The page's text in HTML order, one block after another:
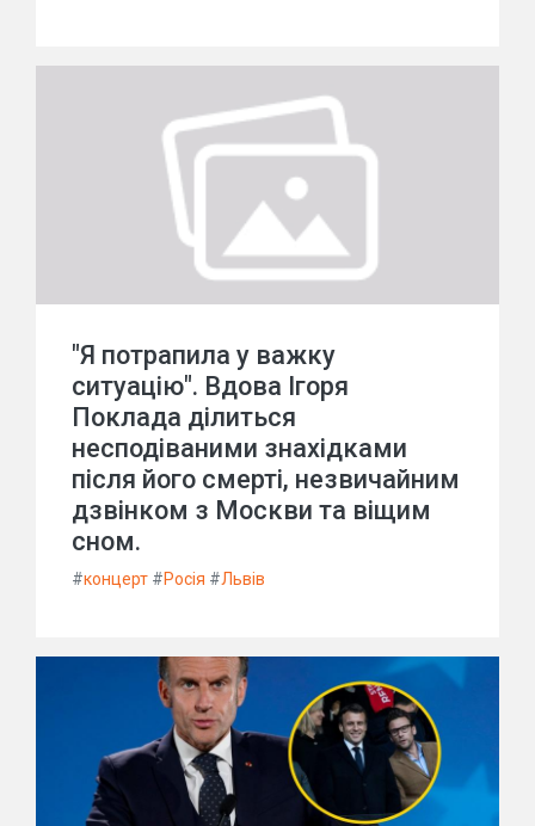
"Я потрапила у важку
ситуацію". Вдова Ігоря
Поклада ділиться
несподіваними знахідками
після його смерті, незвичайним
дзвінком з Москви та віщим
сном.
#концерт #Росія #Львів